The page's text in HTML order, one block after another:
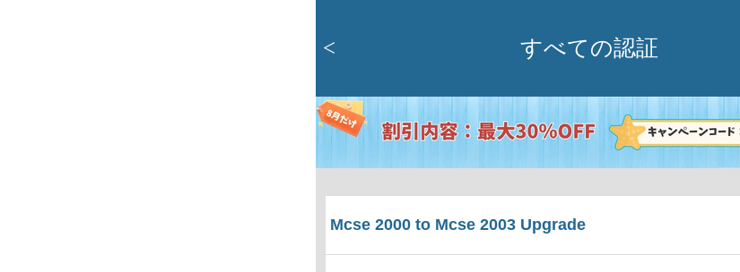
< すべての認証
Mcse 2000 to Mcse 2003 Upgrade